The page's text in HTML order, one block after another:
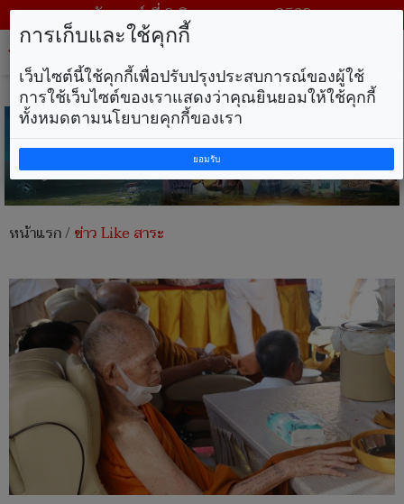
วันเสาร์ ที่ 8 สิงหาคม พ.ศ. 2569
หน้าแรก/ข่าว Like สาระ
การเก็บและใช้คุกกี้
เว็บไซต์นี้ใช้คุกกี้เพื่อปรับปรุงประสบการณ์ของผู้ใช้
การใช้เว็บไซต์ของเราแสดงว่าคุณยินยอมให้ใช้คุกกี้
ทั้งหมดตามนโยบายคุกกี้ของเรา
ยอมรับ